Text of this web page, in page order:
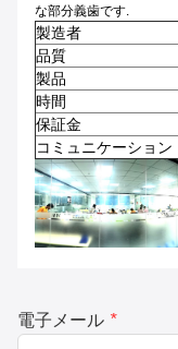
な部分義歯です.
製造者
品質
製品
時間
保証金
コミュニケーション
電子メール *